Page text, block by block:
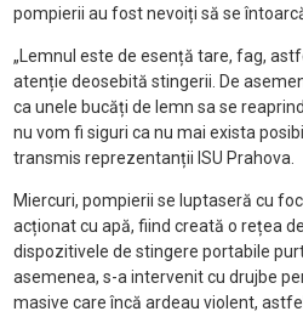
pompierii au fost nevoiți să se
„Lemnul este de esență tare, fag,
atenție deosebită stingerii. De
ca unele bucăți de lemn sa se
nu vom fi siguri ca nu mai exista
transmis reprezentanții ISU Prahova.
Miercuri, pompierii se luptaseră cu
acționat cu apă, fiind creată o rețea
dispozitivele de stingere portabile
asemenea, s-a intervenit cu drujbe
masive care încă ardeau violent,